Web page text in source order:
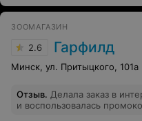
ЗООМАГАЗИН
2.6 Гарфилд
Минск, ул. Притыцкого, 101а
Отзыв. Делала заказ в
и воспользовалась